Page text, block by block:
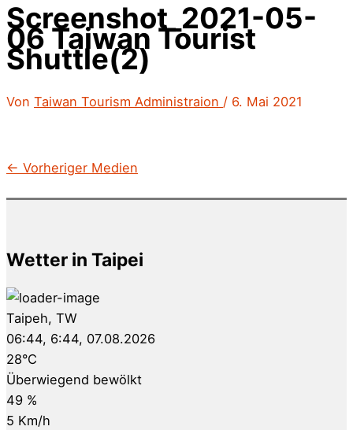
Screenshot_2021-05-
06 Taiwan Tourist
Shuttle(2)
Von Taiwan Tourism Administraion / 6. Mai 2021
← Vorheriger Medien
Wetter in Taipei
Taipeh, TW
06:44, 6:44, 07.08.2026
28°C
Überwiegend bewölkt
49 %
5 Km/h